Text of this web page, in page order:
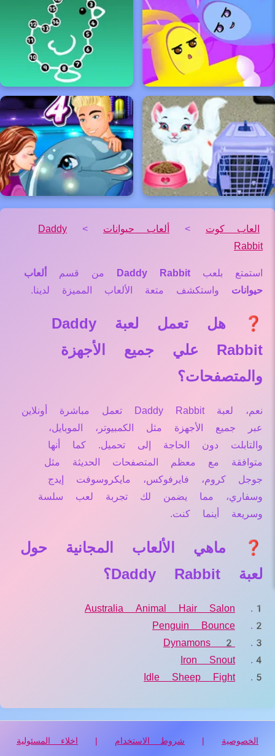
العاب كوت > ألعاب حيوانات >
Daddy
Rabbit
استمتع بلعب Daddy Rabbit من قسم
ألعاب
حيوانات واستكشف متعة الألعاب المميزة لدينا.
❓ هل تعمل لعبة Daddy
Rabbit علي جميع الأجهزة
والمتصفحات؟
نعم، لعبة Daddy Rabbit تعمل مباشرة أونلاين
عبر جميع الأجهزة مثل الكمبيوتر، الموبايل،
والتابلت دون الحاجة إلى تحميل. كما أنها
متوافقة مع معظم المتصفحات الحديثة مثل
جوجل كروم، فايرفوكس، مايكروسوفت إيدج
وسفاري، مما يضمن لك تجربة لعب سلسة
وسريعة أينما كنت.
❓ ماهي الألعاب المجانية حول
لعبة Daddy Rabbit؟
Australia Animal Hair Salon
Penguin Bounce
Dynamons 2
Iron Snout
Idle Sheep Fight
الخصوصية | شروط الاستخدام | اخلاء المسئولية